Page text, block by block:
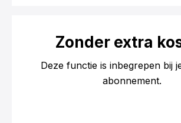
Zonder extra
Deze functie is inbegrepen bij
abonnement.